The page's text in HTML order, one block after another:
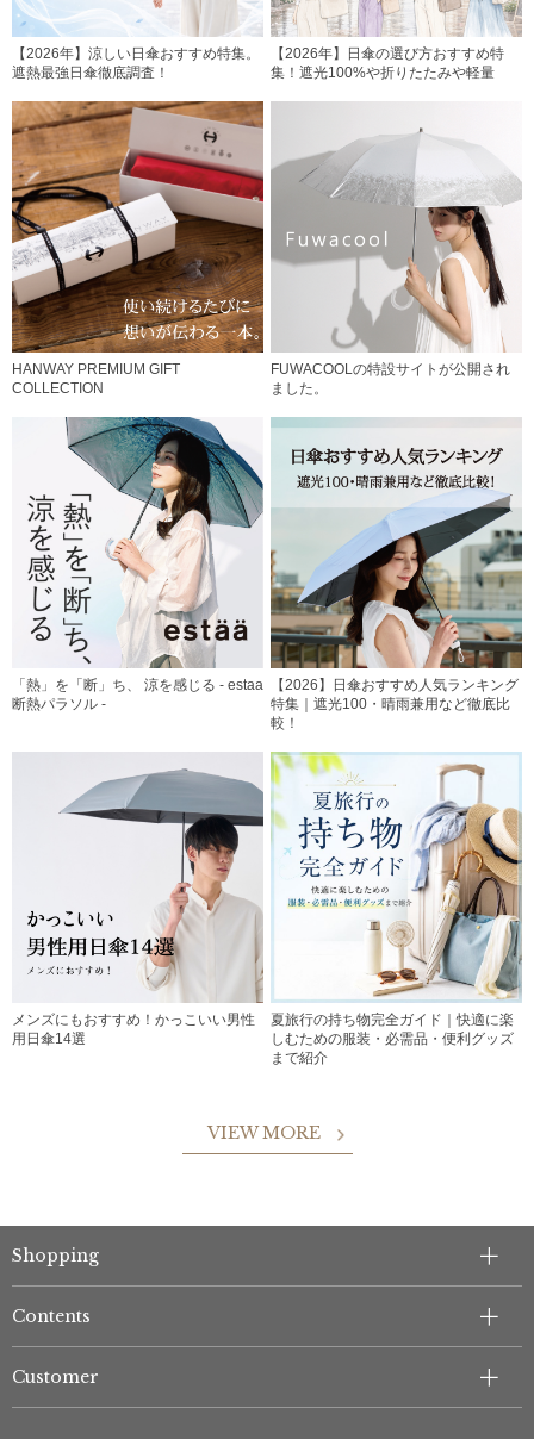
【2026年】涼しい日傘おすすめ特集。
遮熱最強日傘徹底調査！
【2026年】日傘の選び方おすすめ特
集！遮光100%や折りたたみや軽量
HANWAY PREMIUM GIFT
COLLECTION
FUWACOOLの特設サイトが公開され
ました。
「熱」を「断」ち、 涼を感じる - estaa
断熱パラソル -
【2026】日傘おすすめ人気ランキング
特集｜遮光100・晴雨兼用など徹底比
較！
メンズにもおすすめ！かっこいい男性
用日傘14選
夏旅行の持ち物完全ガイド｜快適に楽
しむための服装・必需品・便利グッズ
まで紹介
VIEW MORE
Shopping
Contents
Customer